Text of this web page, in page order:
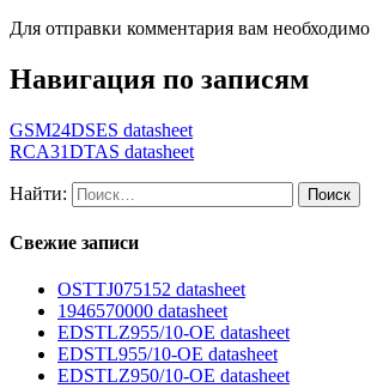
Для отправки комментария вам необходимо
Навигация по записям
GSM24DSES datasheet
RCA31DTAS datasheet
Найти:
Свежие записи
OSTTJ075152 datasheet
1946570000 datasheet
EDSTLZ955/10-OE datasheet
EDSTL955/10-OE datasheet
EDSTLZ950/10-OE datasheet